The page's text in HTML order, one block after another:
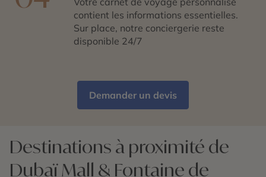
contient les informations essentielles.
Sur place, notre conciergerie reste
disponible 24/7
Demander un devis
Destinations à proximité de
Dubaï Mall & Fontaine de